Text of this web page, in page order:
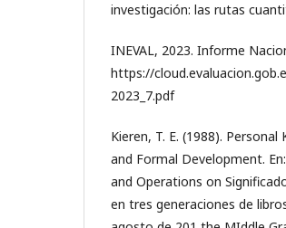
investigación: las rutas
INEVAL, 2023. Informe
https://
2023_7.pdf
Kieren, T. E. (1988).
and Formal Development.
and Operations on
en tres generaciones de